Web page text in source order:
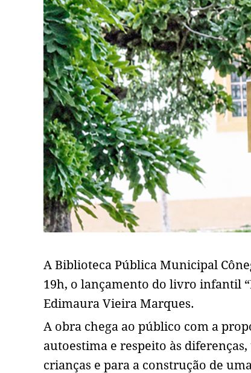
A Biblioteca Pública Municipal
19h, o lançamento do livro infantil
Edimaura Vieira Marques.
A obra chega ao público com a
autoestima e respeito às
crianças e para a construção de